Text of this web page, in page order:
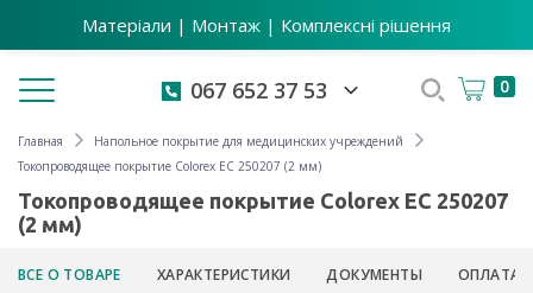
Матеріали | Монтаж | Комплексні рішення
Toggle navigation 067 652 37 53 0
Главная
Напольное покрытие для медицинских учреждений
Токопроводящее покрытие Colorex EC 250207 (2 мм)
Токопроводящее покрытие Colorex EC 250207
(2 мм)
ВСЕ О ТОВАРЕ ХАРАКТЕРИСТИКИ ДОКУМЕНТЫ ОПЛАТА